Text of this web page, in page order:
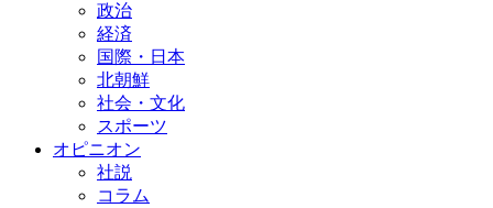
政治
経済
国際・日本
北朝鮮
社会・文化
スポーツ
オピニオン
社説
コラム